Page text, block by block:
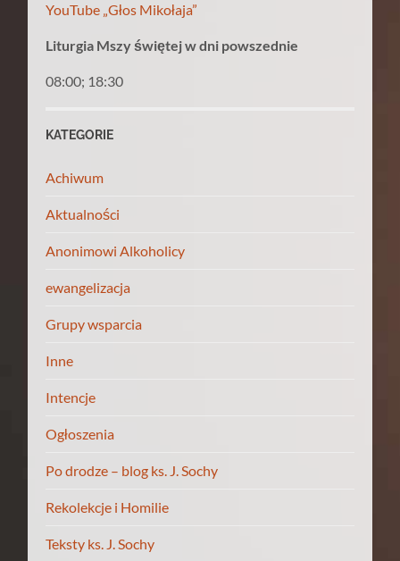
YouTube „Głos Mikołaja”
Liturgia Mszy świętej w dni powszednie
08:00; 18:30
KATEGORIE
Achiwum
Aktualności
Anonimowi Alkoholicy
ewangelizacja
Grupy wsparcia
Inne
Intencje
Ogłoszenia
Po drodze – blog ks. J. Sochy
Rekolekcje i Homilie
Teksty ks. J. Sochy